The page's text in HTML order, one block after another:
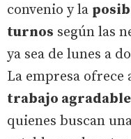
convenio y la
turnos según las
ya sea de lunes a
La empresa ofrece
trabajo
quienes buscan